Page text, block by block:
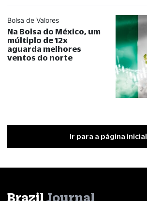
Bolsa de Valores
Na Bolsa do México, um
múltiplo de 12x
aguarda melhores
ventos do norte
Ir para a página inicial
Brazil Journal